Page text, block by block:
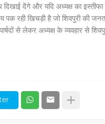
दिखाई देंगे और यदि अध्यक्ष का
रही खिचड़ी है जो शिवपुरी की
से लेकर अध्यक्ष के व्यवहार से